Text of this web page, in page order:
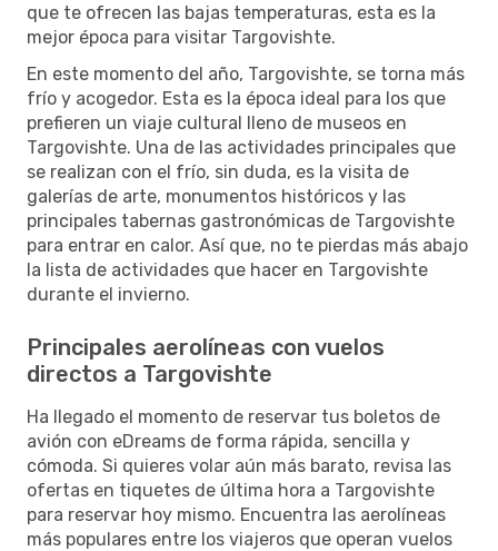
que te ofrecen las bajas temperaturas, esta es la
mejor época para visitar Targovishte.
En este momento del año, Targovishte, se torna más
frío y acogedor. Esta es la época ideal para los que
prefieren un viaje cultural lleno de museos en
Targovishte. Una de las actividades principales que
se realizan con el frío, sin duda, es la visita de
galerías de arte, monumentos históricos y las
principales tabernas gastronómicas de Targovishte
para entrar en calor. Así que, no te pierdas más abajo
la lista de actividades que hacer en Targovishte
durante el invierno.
Principales aerolíneas con vuelos
directos a Targovishte
Ha llegado el momento de reservar tus boletos de
avión con eDreams de forma rápida, sencilla y
cómoda. Si quieres volar aún más barato, revisa las
ofertas en tiquetes de última hora a Targovishte
para reservar hoy mismo. Encuentra las aerolíneas
más populares entre los viajeros que operan vuelos